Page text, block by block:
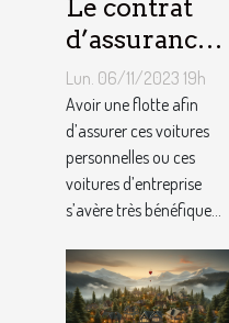
Le contrat
d’assurance
auto par
flotte : est-il
si
bénéfique ?
Lun. 06/11/2023 19h
Avoir une flotte afin
d’assurer ces voitures
personnelles ou ces
voitures d’entreprise
s’avère très bénéfique...